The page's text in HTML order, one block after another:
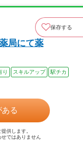
保存する
局にて薬
り スキルアップ
駅チカ
る
供します。
ではありません